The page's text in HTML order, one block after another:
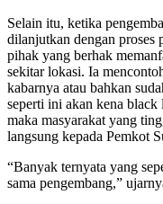
Selain itu, ketika
dilanjutkan dengan proses
pihak yang berhak
sekitar lokasi. Ia
kabarnya atau bahkan
seperti ini akan kena
maka masyarakat yang
langsung kepada Pemkot
“Banyak ternyata yang
sama pengembang,”